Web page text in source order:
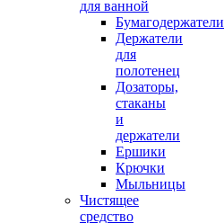
для ванной
Бумагодержатели
Держатели
для
полотенец
Дозаторы,
стаканы
и
держатели
Ершики
Крючки
Мыльницы
Чистящее
средство